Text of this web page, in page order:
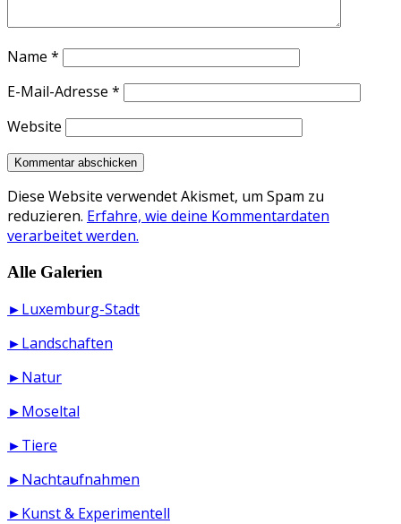
Name *
E-Mail-Adresse *
Website
Diese Website verwendet Akismet, um Spam zu
reduzieren. Erfahre, wie deine Kommentardaten
verarbeitet werden.
Alle Galerien
►Luxemburg-Stadt
►Landschaften
►Natur
►Moseltal
►Tiere
►Nachtaufnahmen
►Kunst & Experimentell